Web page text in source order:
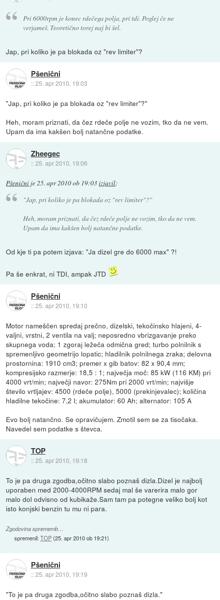
Pri 6000rpm je konec rdečega polja, pri tdi. Poglej če ne
verjameš. Teoretično torej naj bi šel.
Jap, pri koliko je pa blokada oz "rev limiter"?
Pšenični
::25. apr 2010, 19:03
"Jap, pri koliko je pa blokada oz "rev limiter"?"
Heh, moram priznati, da čez rdeče polje ne vozim, tko da ne vem.
Upam da ima kakšen bolj natančne podatke.
Zheegec
::25. apr 2010, 19:06
Pšenični je25. apr 2010 ob 19:03izjavil:
"Jap, pri koliko je pa blokada oz "rev limiter"?"
Heh, moram priznati, da čez rdeče polje ne vozim, tko da ne vem.
Upam da ima kakšen bolj natančne podatke.
Od kje ti pa potem izjava: "Ja dizel gre do 6000 max" ?!
Pa še enkrat, ni TDI, ampak JTD
Pšenični
::25. apr 2010, 19:10
Motor nameščen spredaj prečno, dizelski, tekočinsko hlajeni, 4-
valjni, vrstni, 2 ventila na valj; neposredno vbrizgavanje preko
skupnega voda; 1 zgoraj ležeča odmična gred; turbo polnilnik s
spremenljivo geometrijo lopatic; hladilnik polnilnega zraka; delovna
prostornina: 1910 cm3; premer x gib batov: 82 x 90,4 mm;
kompresijsko razmerje: 18,5 : 1; največja moč: 85 kW (116 KM) pri
4000 vrt/min; največji navor: 275Nm pri 2000 vrt/min; najvišje
število vrtljajev: 4500 (rdeče polje), 5000 (prekinjevalec); količina
hladilne tekočine: 7,2 l; akumulator: 60 Ah; alternator: 105 A
Evo bolj natančno. Se opravičujem. Zmotil sem se za tisočaka.
Navedel sem podatke s števca.
TOP
::25. apr 2010, 19:18
To je pa druga zgodba,očitno slabo poznaš dizla.Dizel je najbolj
uporaben med 2000-4000RPM sedaj mal še varerira malo gor
malo dol odvisno od kubikaže.Sam tam pa potegne veliko bolj kot
isto konjski benzin tu mu ni para.
Zgodovina sprememb…
spremenil:TOP(25. apr 2010 ob 19:21)
Pšenični
::25. apr 2010, 19:19
"To je pa druga zgodba,očitno slabo poznaš dizla."